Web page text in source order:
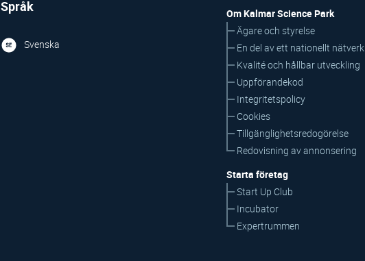
Språk
Svenska
Om Kalmar Science Park
Ägare och styrelse
En del av ett nationellt nätverk
Kvalité och hållbar utveckling
Uppförandekod
Integritetspolicy
Cookies
Tillgänglighetsredogörelse
Redovisning av annonsering
Starta företag
Start Up Club
Incubator
Expertrummen